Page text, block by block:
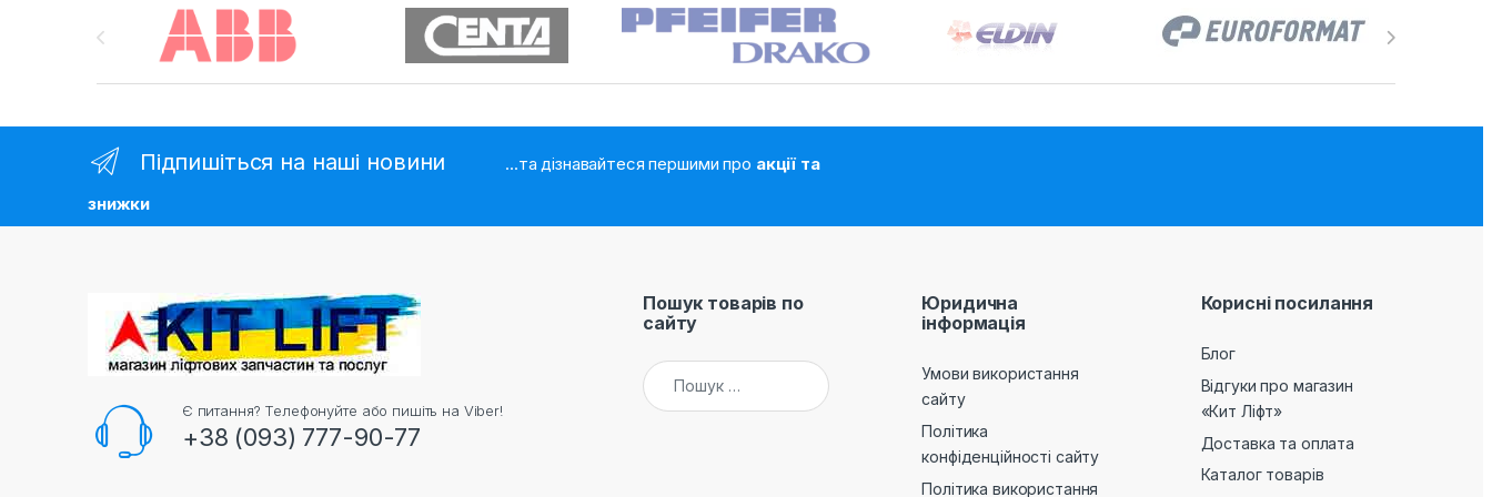
Brands Carousel
Підпишіться на наші новини ...та дізнавайтеся першими про акції та
знижки
Є питання? Телефонуйте або пишіть на Viber!
+38 (093) 777-90-77
Пошук товарів по
сайту
Пошук:
Юридична
інформація
Умови використання
сайту
Політика
конфіденційності сайту
Політика використання
Корисні посилання
Блог
Відгуки про магазин
«Кит Ліфт»
Доставка та оплата
Каталог товарів